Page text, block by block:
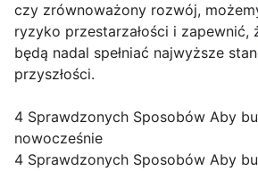
czy zrównoważony rozwój,
ryzyko przestarzałości i zapewnić,
będą nadal spełniać najwyższe
przyszłości.
4 Sprawdzonych Sposobów Aby
nowocześnie
4 Sprawdzonych Sposobów Aby